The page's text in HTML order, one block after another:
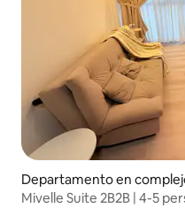
Departamento en
Mivelle Suite 2B2B | 4-5